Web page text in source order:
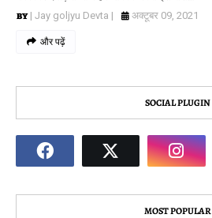
| Jay goljyu Devta |
अक्टूबर 09, 2021
और पढ़ें
SOCIAL PLUGIN
MOST POPULAR